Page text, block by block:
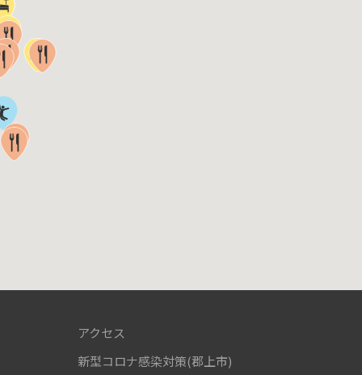
アクセス
新型コロナ感染対策(郡上市)